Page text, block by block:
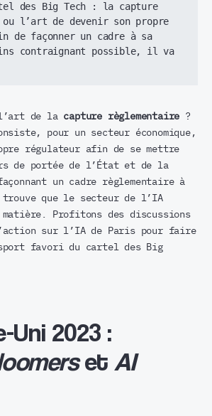
des Big Tech : la capture
ou l’art de devenir son propre
de façonner un cadre à sa
contraignant possible, il va
l’art de la capture règlementaire ?
pour un secteur économique,
régulateur afin de se mettre
de portée de l’État et de la
un cadre règlementaire à
que le secteur de l’IA
Profitons des discussions
sur l’IA de Paris pour faire
favori du cartel des Big
Uni 2023 :
et AI